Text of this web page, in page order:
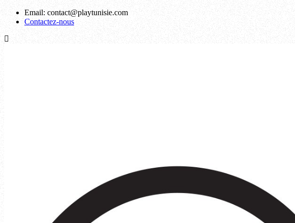
Email: contact@playtunisie.com
Contactez-nous